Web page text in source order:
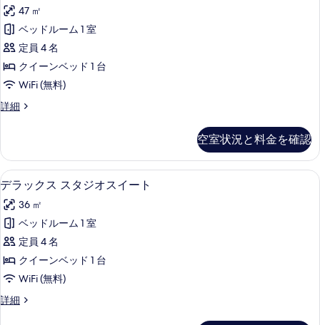
る
の
写
真
を
表
示
の
詳
ゼ
ク
テ
ィ
ブ
ス
ー
ト
の
す
べ
て
の
写
真
47 ㎡
ベッドルーム 1 室
定員 4 名
クイーンベッド 1 台
WiFi (無料)
詳細
エ
テ
ィ
ブ
イ
ー
の
詳
細
空室状況と料金を確認
デ
ラ
ッ
ク
ス
ス
タ
ジ
デラックス スタジオスイート | ミニ
5
デラックス スタジオスイート
36 ㎡
ベッドルーム 1 室
定員 4 名
クイーンベッド 1 台
WiFi (無料)
詳細
デ